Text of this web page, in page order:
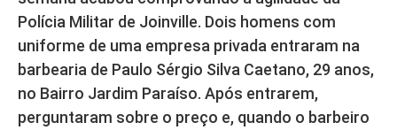
Polícia Militar de Joinville. Dois homens com
uniforme de uma empresa privada entraram na
barbearia de Paulo Sérgio Silva Caetano, 29 anos,
no Bairro Jardim Paraíso. Após entrarem,
perguntaram sobre o preço e, quando o barbeiro